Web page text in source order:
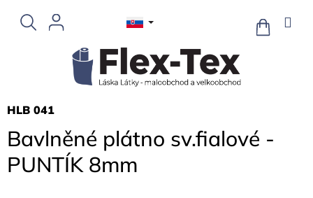
obsah
KOŠÍK
Bavlněné plátno sv.fialové -
PUNTÍK 8mm
HLB 041